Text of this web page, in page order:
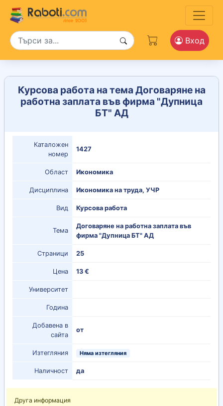
Вход
Курсова работа на тема Договаряне на
работна заплата във фирма "Дупница
БТ" АД
Каталожен
номер
1427
Област Икономика
Дисциплина Икономика на труда, УЧР
Вид Курсова работа
Тема
Договаряне на работна заплата във
фирма "Дупница БТ" АД
Страници 25
Цена 13 €
Университет
Година
Добавена в
сайта
от
Изтегляния Няма изтегляния
Наличност да
Друга информация